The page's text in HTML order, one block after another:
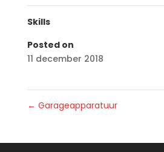
Skills
Posted on
11 december 2018
← Garageapparatuur